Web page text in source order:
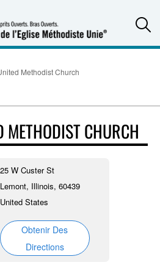
Methodist Church
METHODIST CHURCH
25 W Custer St
Lemont, Illinois, 60439
United States
Obtenir Des
Directions